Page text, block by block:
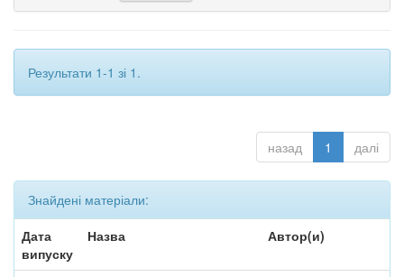
Результати 1-1 зі 1.
назад 1 далі
Знайдені матеріали:
Дата
випуску
Назва Автор(и)